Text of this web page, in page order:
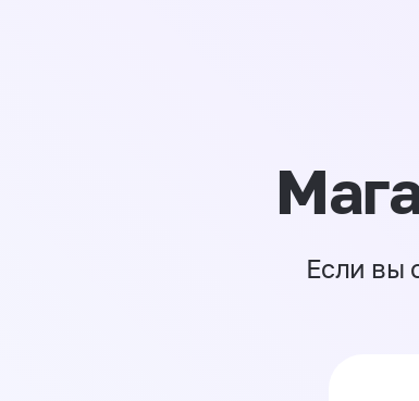
Если вы